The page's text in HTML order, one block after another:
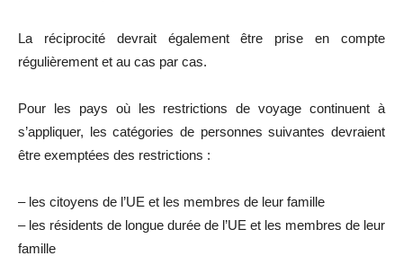
La réciprocité devrait également être prise en compte
régulièrement et au cas par cas.
Pour les pays où les restrictions de voyage continuent à
s’appliquer, les catégories de personnes suivantes devraient
être exemptées des restrictions :
– les citoyens de l’UE et les membres de leur famille
– les résidents de longue durée de l’UE et les membres de leur
famille